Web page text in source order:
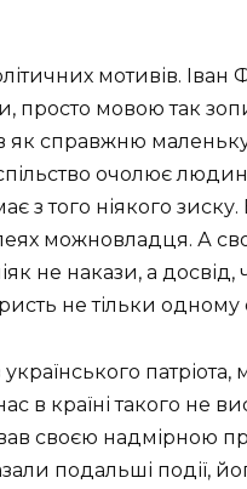
мотивів. Іван
просто мовою так
як справжню
очолює
з того ніякого
можновладця. А
не накази, а досвід,
не тільки одному
в країні такого не
своєю надмірною
подальші події,